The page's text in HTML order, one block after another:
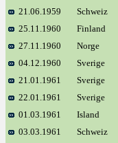
21.06.1959
Schweiz
25.11.1960
Finland
27.11.1960
Norge
04.12.1960
Sverige
21.01.1961
Sverige
22.01.1961
Sverige
01.03.1961
Island
03.03.1961
Schweiz